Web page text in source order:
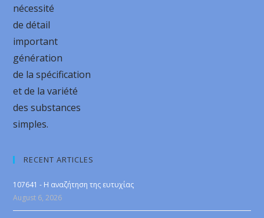
nécessité
de détail
important
génération
de la spécification
et de la variété
des substances
simples.
RECENT ARTICLES
107641 - Η αναζήτηση της ευτυχίας
August 6, 2026